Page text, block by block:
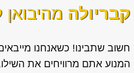
קבריולה מהיבואן
חשוב שתבינו! כשאנחנו
המנוע אתם מרוויחים את